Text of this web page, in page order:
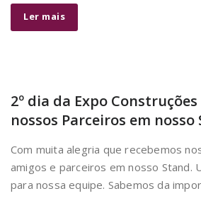
Ler mais
2º dia da Expo
nossos Parceiros em nosso
Com muita alegria que recebemos
amigos e parceiros em nosso Stand.
para nossa equipe. Sabemos da